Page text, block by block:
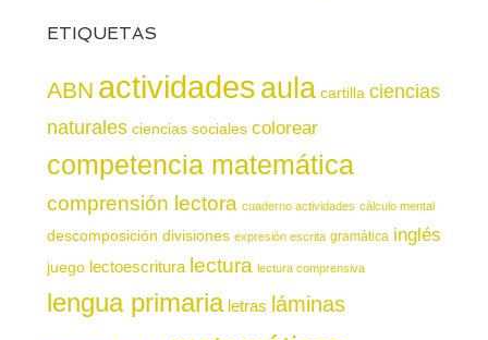
ETIQUETAS
ABN actividadesaula cartilla ciencias
naturales ciencias sociales colorear
competencia matemática
comprensión lectora cuaderno actividades cálculo mental
descomposición divisiones expresión escrita gramática inglés
juego lectoescritura lectura lectura comprensiva
lengua primaria letras láminas